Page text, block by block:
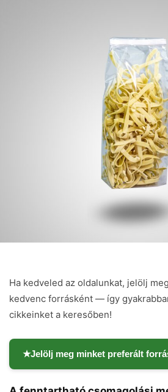
Ha kedveled az oldalunkat, jelölj
kedvenc forrásként — így
cikkeinket a keresőben!
★Jelölj meg minket preferált
Helló! Miben segíthetek ma?